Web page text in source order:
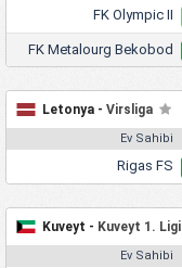
FK Olympic II
FK Metalourg Bekobod
Letonya - Virsliga
Ev Sahibi
Rigas FS
Kuveyt - Kuveyt 1. Ligi
Ev Sahibi